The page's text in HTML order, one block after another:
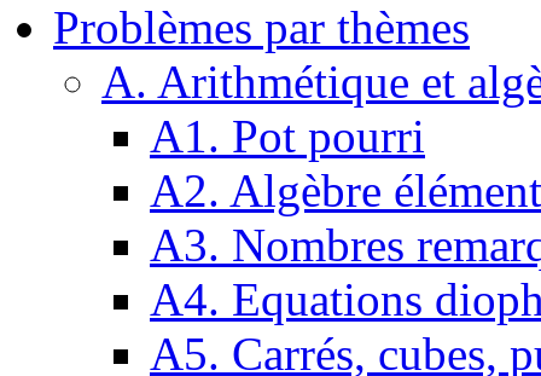
Problèmes par thèmes
A. Arithmétique et
A1. Pot pourri
A2. Algèbre
A3. Nombres
A4. Equations
A5. Carrés, cubes,